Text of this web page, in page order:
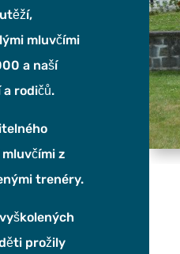
mluvčími
a naší
rodičů.
z
trenéry.
prožily